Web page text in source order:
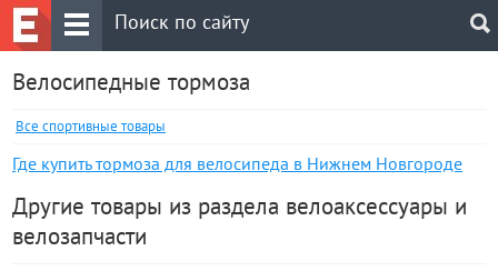
Велосипедные тормоза
Все спортивные товары
Где купить тормоза для велосипеда в Нижнем Новгороде
Другие товары из раздела велоаксессуары и
велозапчасти